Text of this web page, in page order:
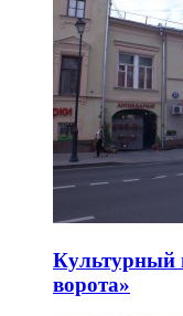
Культурный
ворота»